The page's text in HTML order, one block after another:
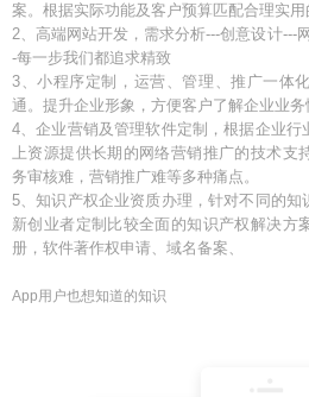
案。根据实际功能及客户预算匹配合理实用
2、高端网站开发，需求分析---创意设计---
-每一步我们都追求精致
3、小程序定制，运营、管理、推广一体
通。提升企业形象，方便客户了解企业业务
4、企业营销及管理软件定制，根据企业
上资源提供长期的网络营销推广的技术
务审核难，营销推广难等多种痛点。
5、知识产权企业资质办理，针对不同的知
新创业者定制比较全面的知识产权解决方
册，软件著作权申请、域名备案、
App用户也想知道的知识